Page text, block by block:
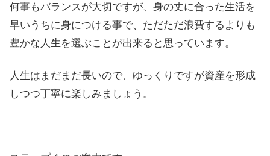
何事もバランスが大切ですが、身の丈に合った生活を
早いうちに身につける事で、ただただ浪費するよりも
豊かな人生を選ぶことが出来ると思っています。
人生はまだまだ長いので、ゆっくりですが資産を形成
しつつ丁寧に楽しみましょう。